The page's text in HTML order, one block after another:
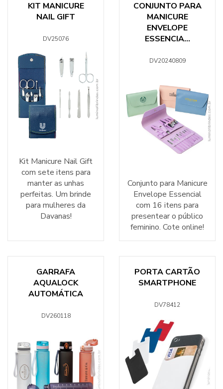
KIT MANICURE
NAIL GIFT
DV25076
Kit Manicure Nail Gift
com sete itens para
manter as unhas
perfeitas. Um brinde
para mulheres da
Davanas!
CONJUNTO PARA
MANICURE
ENVELOPE
ESSENCIA...
DV20240809
Conjunto para Manicure
Envelope Essencial
com 16 itens para
presentear o público
feminino. Cote online!
GARRAFA
AQUALOCK
AUTOMÁTICA
DV260118
PORTA CARTÃO
SMARTPHONE
DV78412